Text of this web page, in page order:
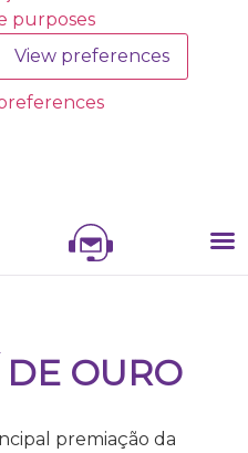
purposes
View preferences
OURO
premiação da